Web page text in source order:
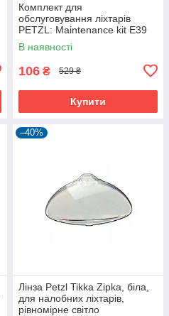
Комплект для
обслуговування ліхтарів
PETZL: Maintenance kit E39
E40
В наявності
106 ₴ 529 ₴
Купити
–40%
Лінза Petzl Tikka Zipka, біла,
для налобних ліхтарів,
рівномірне світло